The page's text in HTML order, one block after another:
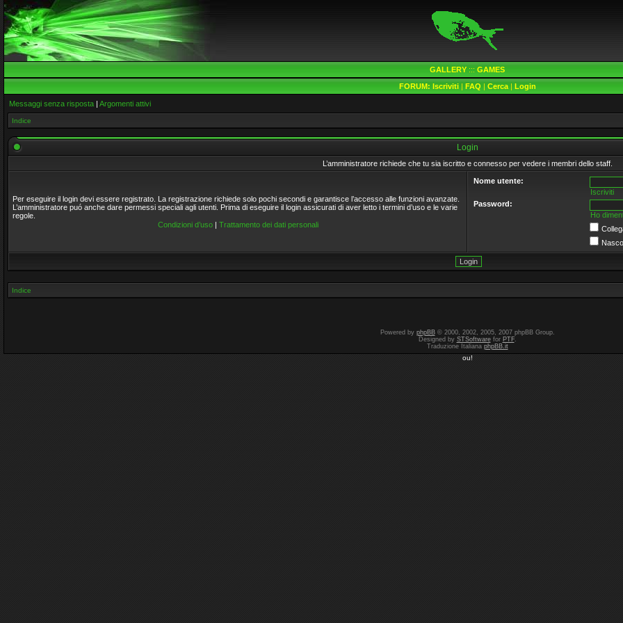
GALLERY ::: GAMES
FORUM: Iscriviti| FAQ | Cerca| Login
Messaggi senza risposta | Argomenti attivi
Indice
Login
L’amministratore richiede che tu sia iscritto e connesso per vedere i membri dello staff.
Per eseguire il login devi essere registrato. La registrazione richiede solo pochi secondi e garantisce l’accesso alle funzioni avanzate.
L’amministratore puó anche dare permessi speciali agli utenti. Prima di eseguire il login assicurati di aver letto i termini d’uso e le varie
regole.
Condizioni d’uso| Trattamento dei dati personali
Nome utente:
Iscriviti
Password:
Ho
Indice
Powered by phpBB© 2000, 2002, 2005, 2007 phpBB Group.
Designed by STSoftwarefor PTF.
Traduzione Italiana phpBB.it
ou!